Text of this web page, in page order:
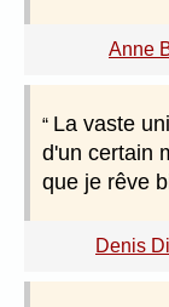
Anne
La vaste
d'un certain
que je rêve
Denis